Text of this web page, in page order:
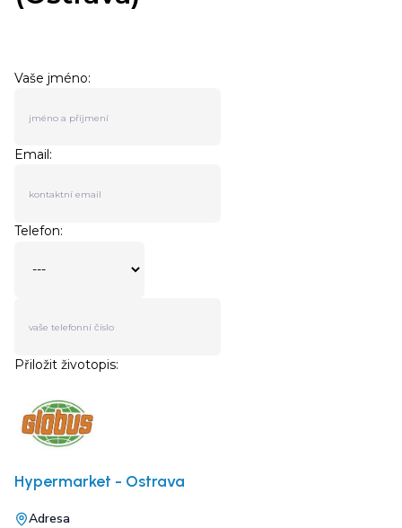
Hypermarket - Ostrava
Adresa